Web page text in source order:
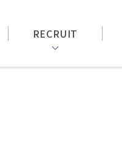
RECRUIT